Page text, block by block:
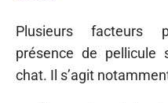
Plusieurs facteurs
présence de
chat. Il s’agit